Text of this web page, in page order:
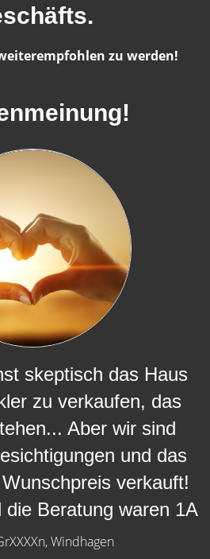
zu werden!
skeptisch das Haus
zu verkaufen, das
Aber wir sind
und das
verkauft!
die Beratung waren 1A
Windhagen